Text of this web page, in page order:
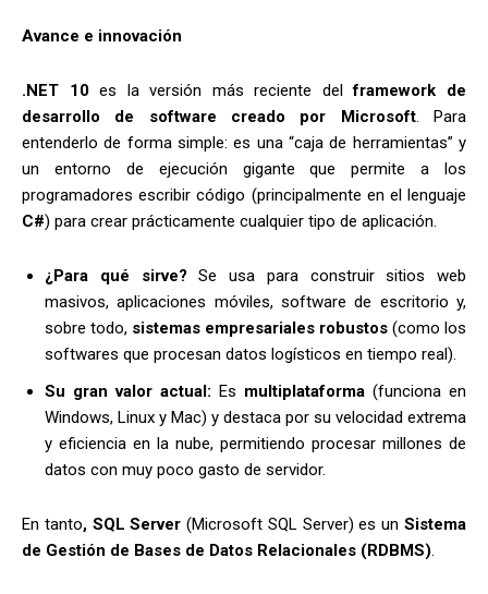
Avance e innovación
.NET 10es la versión más reciente delframework de
desarrollo de software creado por Microsoft. Para
entenderlo de forma simple: es una “caja de herramientas” y
un entorno de ejecución gigante que permite a los
programadores escribir código (principalmente en el lenguaje
C#) para crear prácticamente cualquier tipo de aplicación.
¿Para qué sirve? Se usa para construir sitios web
masivos, aplicaciones móviles, software de escritorio y,
sobre todo, sistemas empresariales robustos (como los
softwares que procesan datos logísticos en tiempo real).
Su gran valor actual: Es multiplataforma (funciona en
Windows, Linux y Mac) y destaca por su velocidad extrema
y eficiencia en la nube, permitiendo procesar millones de
datos con muy poco gasto de servidor.
En tanto, SQL Server (Microsoft SQL Server) es unSistema
de Gestión de Bases de Datos Relacionales (RDBMS).